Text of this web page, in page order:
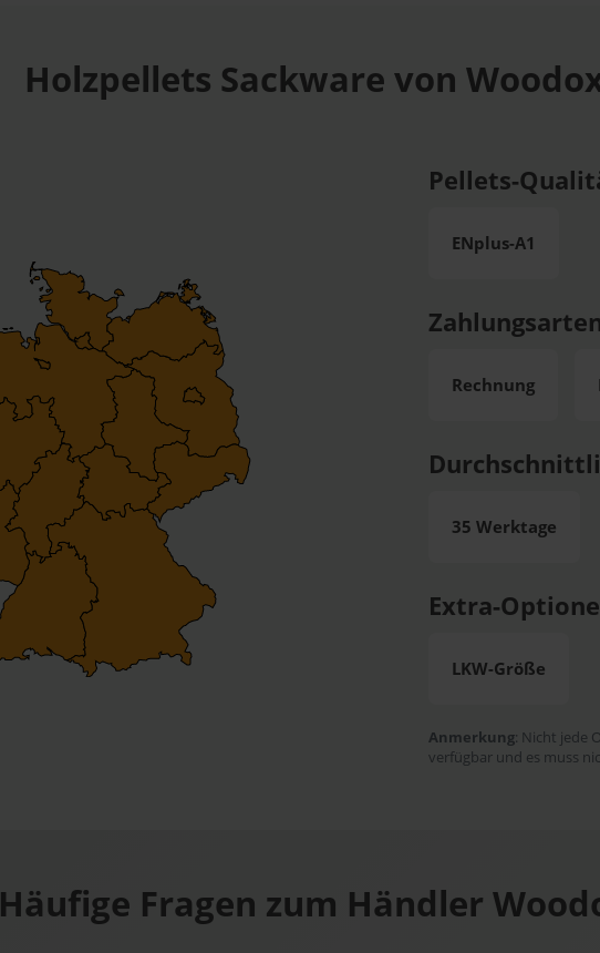
Holzpellets Sackware von
Pellets-
ENplus-A1
Rechnung
35 Werktage
Extra-
LKW-Größe
Anmerkung: Nicht jede
verfügbar und es muss
Häufige Fragen zum Händler